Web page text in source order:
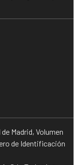
Madrid, Volumen
de Identificación